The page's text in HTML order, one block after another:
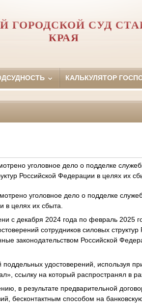
ГОРОДСКОЙ СУД
КРАЯ
КАЛЬКУЛЯТОР
уголовное дело о подделке
Российской Федерации в целях их
уголовное дело о подделке
в целях их сбыта.
с декабря 2024 года по февраль 2025
сотрудников силовых структур
законодательством Российской
поддельных удостоверений, используя
ссылку на который распространял в
в результате предварительной
бесконтактным способом на